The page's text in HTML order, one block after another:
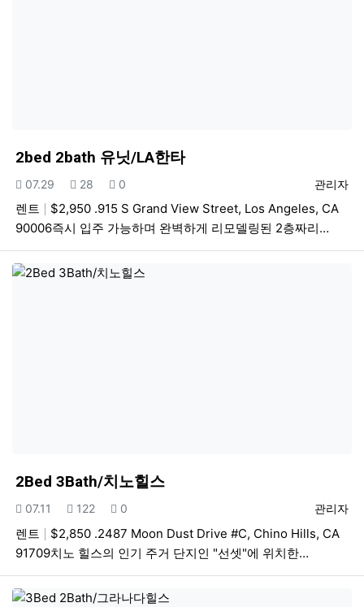
2bed 2bath 유닛/LA한타
등록자
관리자
등록일
07.29 조회
28 추천
0
렌트
$2,950 .915 S Grand View Street, Los Angeles, CA
90006즉시 입주 가능하며 완벽하게 리모델링된 2층짜리…
2Bed 3Bath/치노힐스
등록자
관리자
등록일
07.11 조회
122 추천
0
렌트
$2,850 .2487 Moon Dust Drive #C, Chino Hills, CA
91709치노 힐스의 인기 주거 단지인 "선셋"에 위치한…